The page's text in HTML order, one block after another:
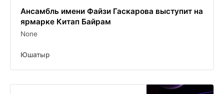
Ансамбль имени Файзи Гаскарова выступит на
ярмарке Китап Байрам
None
Юшатыр